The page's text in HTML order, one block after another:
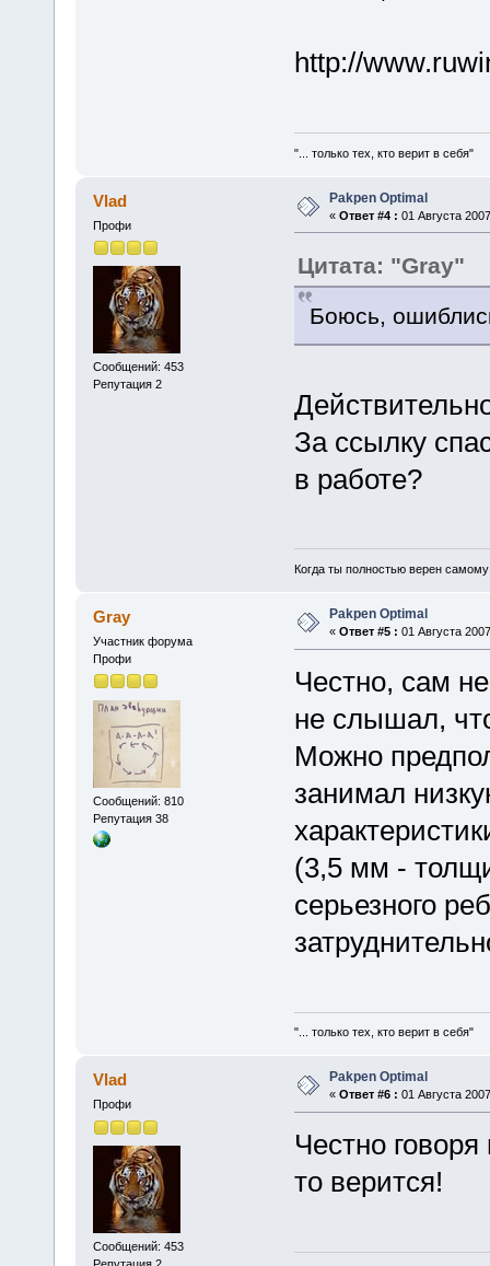
http://
"... только тех, кто верит в себя"
Vlad
Профи
Сообщений: 453
Репутация 2
Pakpen Optimal
« Ответ #4 : 01 Августа
Цитата: "Gray"
Боюсь,
За ссылку
в работе?
Когда ты полностью верен
Gray
Участник форума
Профи
Сообщений: 810
Репутация 38
Pakpen Optimal
« Ответ #5 : 01 Августа
Честно, сам
не слышал,
Можно
занимал
(3,5 мм -
серьезного
"... только тех, кто верит в себя"
Vlad
Профи
Сообщений: 453
Pakpen Optimal
« Ответ #6 : 01 Августа
Честно
то верится!